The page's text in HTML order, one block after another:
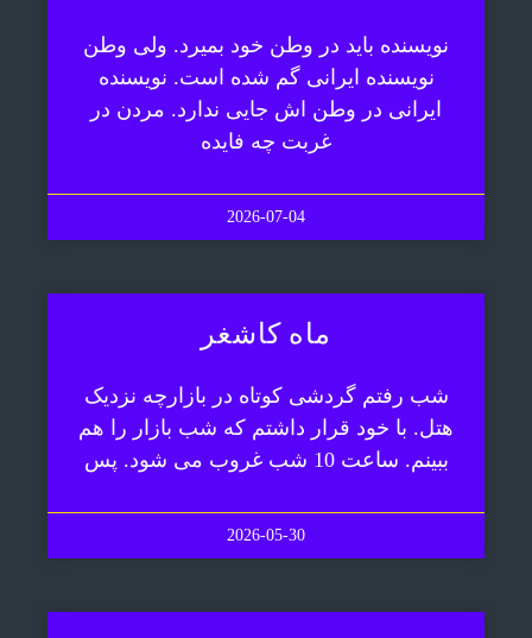
نویسنده باید در وطن خود بمیرد. ولی وطن
نویسنده ایرانی گم شده است. نویسنده
ایرانی در وطن اش جایی ندارد. مردن در
غربت چه فایده
2026-07-04
ماه کاشغر
شب رفتم گردشی کوتاه در بازارچه نزدیک
هتل. با خود قرار داشتم که شب بازار را هم
ببینم. ساعت 10 شب غروب می شود. پس
2026-05-30